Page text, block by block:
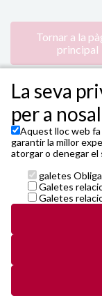
Tornar a la
principal
Powered by
Prim, 4 - 43201
Janto Ticketing
Condicions
La seva
per a
Aquest lloc web
garantir la millor
atorgar o denegar
galetes
Galetes
Galetes